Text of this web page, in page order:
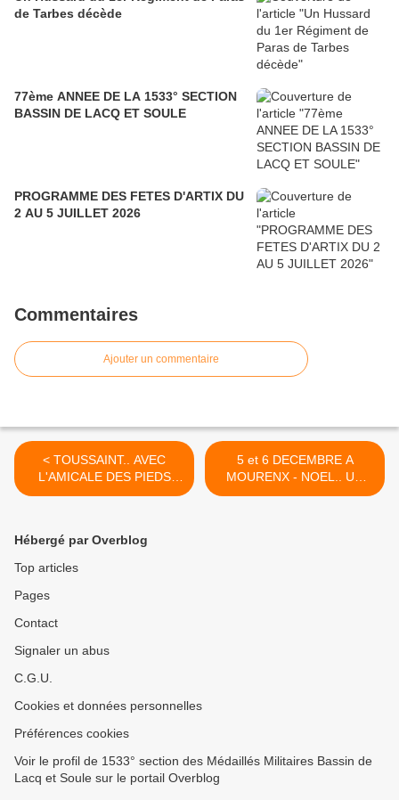
de Tarbes décède
77ème ANNEE DE LA 1533° SECTION
BASSIN DE LACQ ET SOULE
PROGRAMME DES FETES D'ARTIX DU
2 AU 5 JUILLET 2026
Commentaires
Ajouter un commentaire
< TOUSSAINT.. AVEC
L'AMICALE DES PIEDS
NOIRS MOURENX-BEARN
5 et 6 DECEMBRE A
MOURENX - NOEL.. UN
"MERRY CHRISTMAS" DES
Hébergé par Overblog
Top articles
Pages
Contact
Signaler un abus
C.G.U.
Cookies et données personnelles
Préférences cookies
Voir le profil de 1533° section des Médaillés Militaires Bassin de
Lacq et Soule sur le portail Overblog